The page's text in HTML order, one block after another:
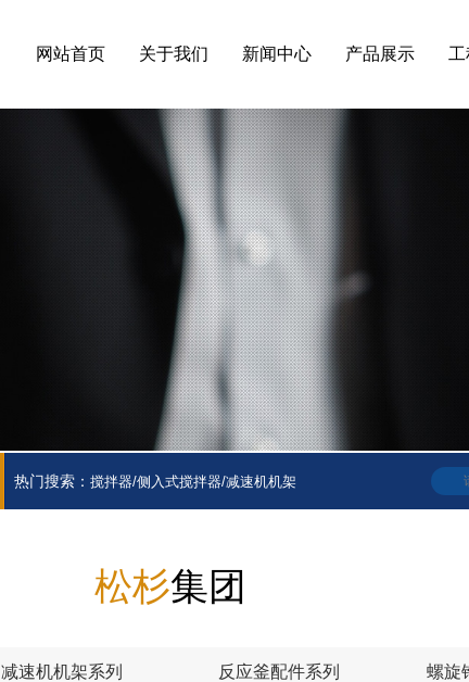
网站首页 关于我们 新闻中心 产品展示 工
热门搜索： 搅拌器/侧入式搅拌器/减速机机架
松杉集团
减速机机架系列 反应釜配件系列 螺旋